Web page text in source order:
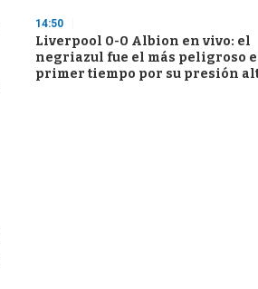
14:50
Liverpool 0-0 Albion en vivo: el
negriazul fue el más peligroso
primer tiempo por su presión